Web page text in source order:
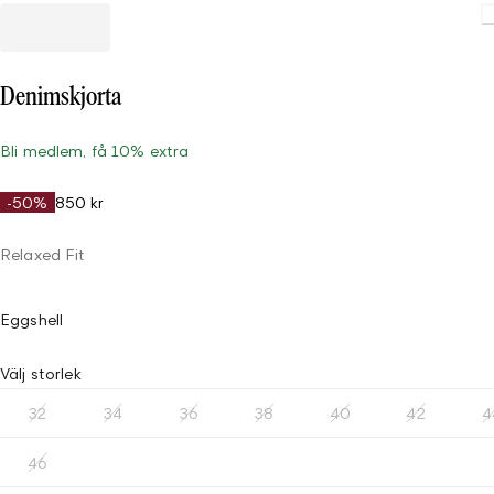
Denimskjorta
Bli medlem, få 10% extra
-50% 850 kr
Relaxed Fit
Eggshell
Välj storlek
32 34 36 38 40 42
46